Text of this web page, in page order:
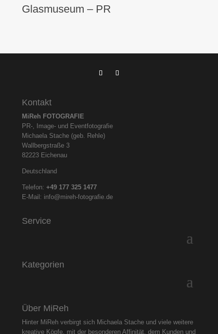
Glasmuseum – PR
Kontakt
MiReh FOTOGRAFIE
PR-, Image- und Eventfotografie
Michaela Stache (geb. Rehle)
Wallbergstraße 3
82223 Eichenau
Deutschland
Telefon: +49 177 325 1477
E-Mail: info@mireh-fotografie.de
Service
Kategorien
Über MiReh
Hinter MiReh verbirgt sich Michaela Stache und viele weitere
kreative Köpfe, mit der besonderen Affinität, dem Kunden und